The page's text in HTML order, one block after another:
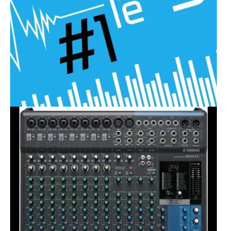
base du son Vidéos récentes
base du son Vidéos récentes Son